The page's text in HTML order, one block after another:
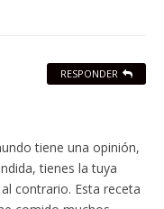
tiene una opinión,
tienes la tuya
contrario. Esta receta
RESPONDER